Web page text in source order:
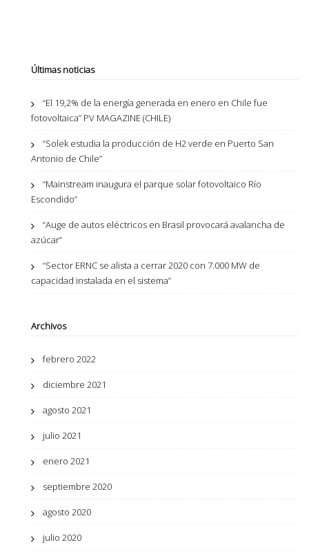
Últimas noticias
“El 19,2% de la energía generada en enero en Chile fue
fotovoltaica” PV MAGAZINE (CHILE)
“Solek estudia la producción de H2 verde en Puerto San
Antonio de Chile”
“Mainstream inaugura el parque solar fotovoltaico Río
Escondido”
“Auge de autos eléctricos en Brasil provocará avalancha de
azúcar”
“Sector ERNC se alista a cerrar 2020 con 7.000 MW de
capacidad instalada en el sistema”
Archivos
febrero 2022
diciembre 2021
agosto 2021
julio 2021
enero 2021
septiembre 2020
agosto 2020
julio 2020